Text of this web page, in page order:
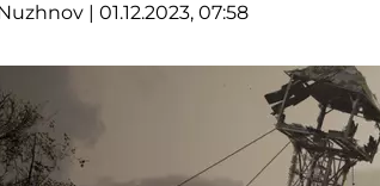
| 01.12.2023, 07:58